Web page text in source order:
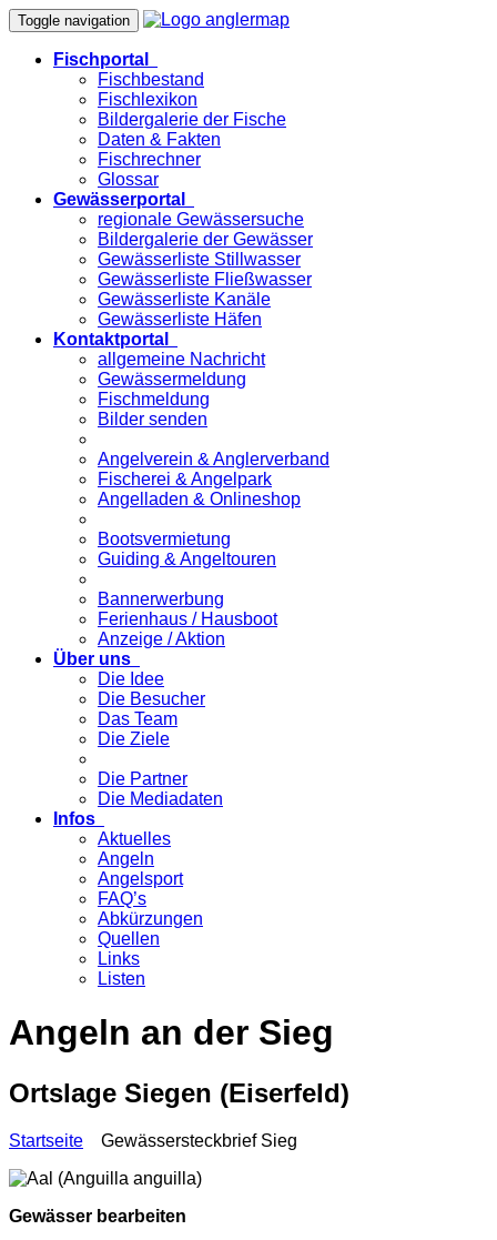
Toggle navigation
Fischportal
Fischbestand
Fischlexikon
Bildergalerie der Fische
Daten & Fakten
Fischrechner
Glossar
Gewässerportal
regionale Gewässersuche
Bildergalerie der Gewässer
Gewässerliste Stillwasser
Gewässerliste Fließwasser
Gewässerliste Kanäle
Gewässerliste Häfen
Kontaktportal
allgemeine Nachricht
Gewässermeldung
Fischmeldung
Bilder senden
Angelverein & Anglerverband
Fischerei & Angelpark
Angelladen & Onlineshop
Bootsvermietung
Guiding & Angeltouren
Bannerwerbung
Ferienhaus / Hausboot
Anzeige / Aktion
Über uns
Die Idee
Die Besucher
Das Team
Die Ziele
Die Partner
Die Mediadaten
Infos
Aktuelles
Angeln
Angelsport
FAQ’s
Abkürzungen
Quellen
Links
Listen
Angeln an der Sieg
Ortslage Siegen (Eiserfeld)
Startseite Gewässersteckbrief Sieg
Gewässer bearbeiten